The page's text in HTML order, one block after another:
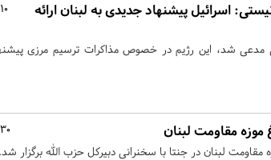
اسرائیل پیشنهاد جدیدی به لبنان ارائه
شد، این رژیم در خصوص مذاکرات ترسیم مرزی
09:30 مقاومت لبنان
مقاومت لبنان در جنتا با سخنرانی دبیرکل حزب الله برگزار شد.